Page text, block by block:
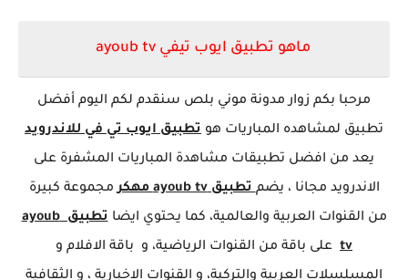
ماهو تطبيق ايوب تيفي ayoub tv
مرحبا بكم زوار مدونة موني بلص سنقدم لكم اليوم أفضل
تطبيق لمشاهده المباريات هو تطبيق ايوب تي في للاندرويد
يعد من افضل تطبيقات مشاهدة المباريات المشفرة على
الاندرويد مجانا ، يضمتطبيق ayoub tv مهكر
مجموعة كبيرة
من القنوات العربية والعالمية، كما يحتوي ايضا
تطبيق ayoub
tv على باقة من القنوات الرياضية، و باقة الافلام و
المسلسلات العربية والتركية، و القنوات الاخبارية ، و الثقافية